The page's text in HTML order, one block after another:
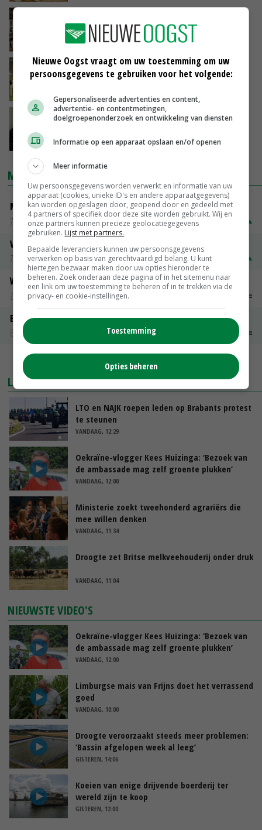
28-03-2019
Eko-Holland overweegt afzet biologisch
rundvlees
Schouten roemt Kalf Volg Systeem
14-12-2018
MARKTPRIJZEN
Magere melkpoeder
Zuivel weekprijzen
€ 269,00
€ 7,00
Volle melkpoeder
Zuivel weekprijzen
€ 345,00
Weipoeder
Zuivel weekprijzen
Boeren Gouda 12 kg
Boerenkaas
LAATSTE NIEUWS
LTO en NAJK roepen leden op Brabants protest
te steunen
VANDAAG, 12:29
Oekraïne-vlogger Kees Huizinga: ‘Bezoek van
de ambassade mag zelf groente plukken’
VANDAAG, 12:00
Ministerie zoekt tweehonderd agrariërs die
mee willen denken
VANDAAG, 11:34
Droogte zet Britse melkveehouderij onder druk
VANDAAG, 11:04
NIEUWSTE VIDEO'S
Oekraïne-vlogger Kees Huizinga: ‘Bezoek van
de ambassade mag zelf groente plukken’
VANDAAG, 12:00
Limburgse mais van Frijns doet het verrassend
goed
VANDAAG, 10:00
Droogte veroorzaakt steeds meer problemen:
‘Bassin afgelopen week al leeg’
GISTEREN, 14:06
Koeien van enige drijvende boerderij ter
wereld zijn te koop
GISTEREN, 12:00
Nieuwe Oogst vraagt om uw toestemming om uw
persoonsgegevens te gebruiken voor het volgende:
Gepersonaliseerde advertenties en content,
advertentie- en contentmetingen,
doelgroepenonderzoek en ontwikkeling van diensten
Informatie op een apparaat opslaan en/of openen
Meer informatie
Uw persoonsgegevens worden verwerkt en informatie van uw
apparaat (cookies, unieke ID's en andere apparaatgegevens)
kan worden opgeslagen door, geopend door en gedeeld met
4 partners of specifiek door deze site worden gebruikt. Wij en
onze partners kunnen precieze geolocatiegegevens
gebruiken. Lijst met partners.
Bepaalde leveranciers kunnen uw persoonsgegevens
verwerken op basis van gerechtvaardigd belang. U kunt
hiertegen bezwaar maken door uw opties hieronder te
beheren. Zoek onderaan deze pagina of in het sitemenu naar
een link om uw toestemming te beheren of in te trekken via de
privacy- en cookie-instellingen.
Toestemming
Opties beheren